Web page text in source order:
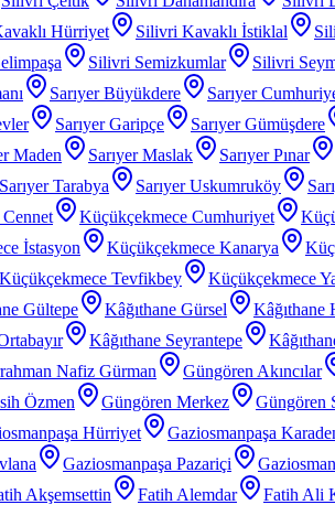
Hürriyet Silivri Kavaklı İstiklal
Silivri Semizkumlar Silivri
Sarıyer Büyükdere Sarıyer
Sarıyer Garipçe Sarıyer Gümüşdere
Maden Sarıyer Maslak Sarıyer Pınar
Sarıyer Tarabya Sarıyer Uskumruköy
Küçükçekmece Cumhuriyet
İstasyon Küçükçekmece Kanarya
Küçükçekmece Tevfikbey Küçükçekmece
Gültepe Kâğıthane Gürsel Kâğıthane
Kâğıthane Seyrantepe
Nafiz Gürman Güngören Akıncılar
Özmen Güngören Merkez Güngören
Hürriyet Gaziosmanpaşa
Gaziosmanpaşa Pazariçi
Akşemsettin Fatih Alemdar Fatih Ali